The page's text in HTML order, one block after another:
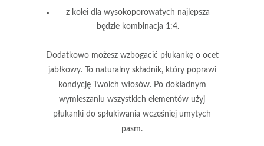
z kolei dla wysokoporowatych najlepsza
będzie kombinacja 1:4.
Dodatkowo możesz wzbogacić płukankę o ocet
jabłkowy. To naturalny składnik, który poprawi
kondycję Twoich włosów. Po dokładnym
wymieszaniu wszystkich elementów użyj
płukanki do spłukiwania wcześniej umytych
pasm.